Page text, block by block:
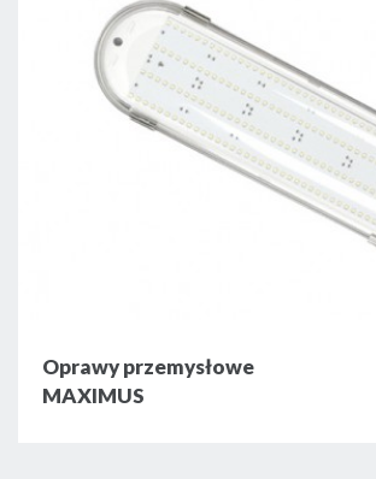
Oprawy przemysłowe
MAXIMUS